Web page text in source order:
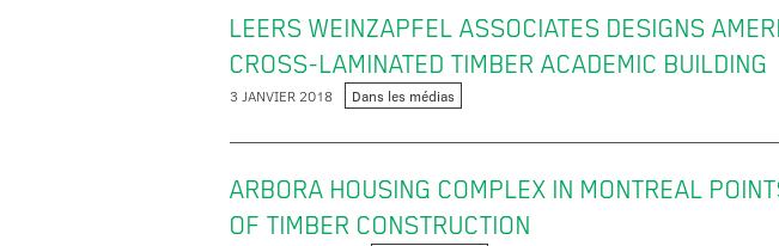
LEERS WEINZAPFEL ASSOCIATES DESIGNS
CROSS-LAMINATED TIMBER ACADEMIC BUILDING
3 JANVIER 2018 Dans les médias
ARBORA HOUSING COMPLEX IN MONTREAL
OF TIMBER CONSTRUCTION